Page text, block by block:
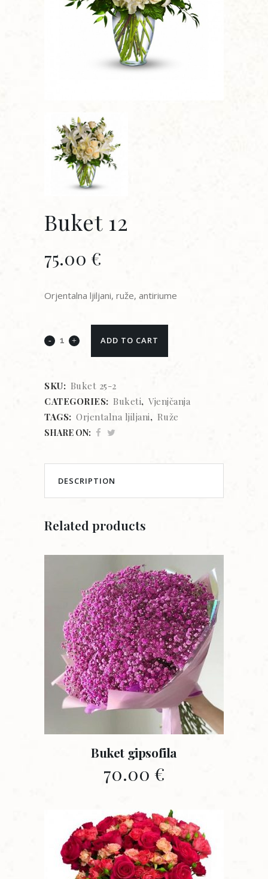
Buket 12
75.00 €
Orjentalna ljiljani, ruže, antiriume
ADD TO CART
SKU: Buket 25-2
CATEGORIES: Buketi, Vjenjčanja
TAGS: Orjentalna ljiljani, Ruže
SHARE ON:
DESCRIPTION
Related products
Buket gipsofila
70.00 €